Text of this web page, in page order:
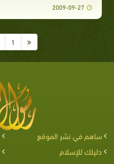
2009-09-27
1
ساهم في نشر الموقع
دليلك للإسلام